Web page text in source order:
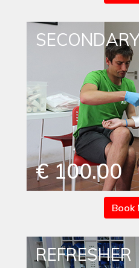
€ 100.00
Book
REFRESHER